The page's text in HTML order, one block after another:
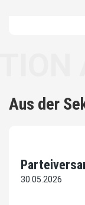
Aus der
30.05.2026